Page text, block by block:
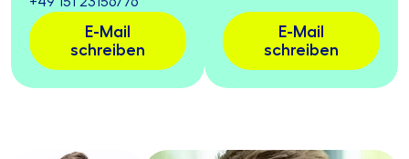
E-Mail
schreiben
E-Mail
schreiben